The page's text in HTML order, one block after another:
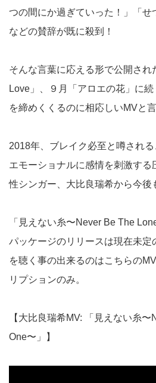
つの間にか過ぎていった！」「せ
などの賛辞が既に殺到！
そんな言葉に応える形で公開され
Love」、９月「アロエの花」に
を締めくくるのに相応しいMVと言
2018年、ブレイク必至と噂され
エモーショナルに感情を刺激す
性シンガー、大比良瑞希から今後
「見えない糸〜Never Be The
パッケージのリリースは現在未定
を聴く事の出来るのはこちらの
リプションのみ。
【大比良瑞希MV: 「見えない糸
One〜」】